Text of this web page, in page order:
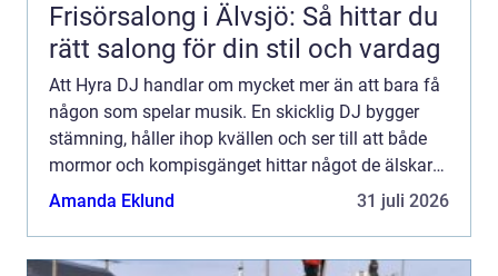
Frisörsalong i Älvsjö: Så hittar du
rätt salong för din stil och vardag
Att Hyra DJ handlar om mycket mer än att bara få
någon som spelar musik. En skicklig DJ bygger
stämning, håller ihop kvällen och ser till att både
mormor och kompisgänget hittar något de älskar
på dansgolvet. När musik, ljud och ljus samspelar
Amanda Eklund 31 juli 2026